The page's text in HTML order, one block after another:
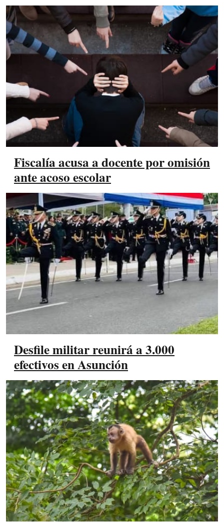
Fiscalía acusa a docente por omisión
ante acoso escolar
Desfile militar reunirá a 3.000
efectivos en Asunción